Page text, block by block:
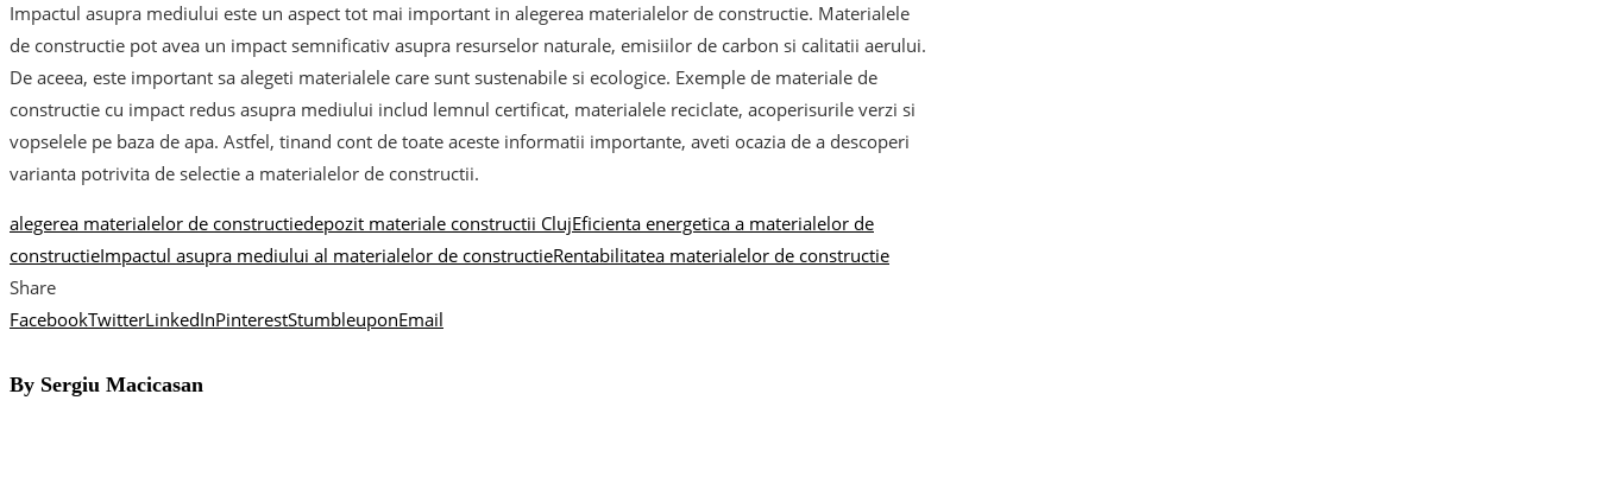
Impactul asupra mediului este un aspect tot mai important in alegerea materialelor de constructie. Materialele
de constructie pot avea un impact semnificativ asupra resurselor naturale, emisiilor de carbon si calitatii aerului.
De aceea, este important sa alegeti materialele care sunt sustenabile si ecologice. Exemple de materiale de
constructie cu impact redus asupra mediului includ lemnul certificat, materialele reciclate, acoperisurile verzi si
vopselele pe baza de apa. Astfel, tinand cont de toate aceste informatii importante, aveti ocazia de a descoperi
varianta potrivita de selectie a materialelor de constructii.
alegerea materialelor de constructiedepozit materiale constructii ClujEficienta energetica a materialelor de
constructieImpactul asupra mediului al materialelor de constructieRentabilitatea materialelor de constructie
Share
FacebookTwitterLinkedInPinterestStumbleuponEmail
By Sergiu Macicasan